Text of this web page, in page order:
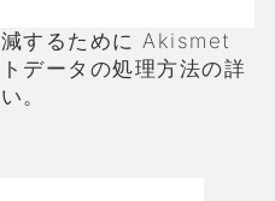
するために Akismet
データの処理方法の詳
。